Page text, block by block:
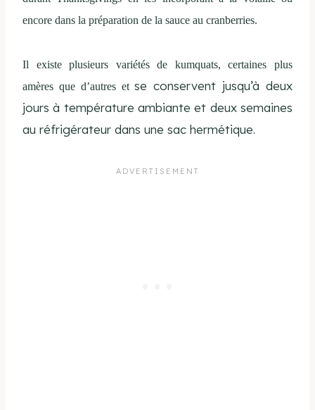
encore dans la préparation de la sauce au cranberries.
Il existe plusieurs variétés de kumquats, certaines plus
amères que d’autres etse conservent jusqu’à deux
jours à température ambiante et deux semaines
au réfrigérateur dans une sac hermétique.